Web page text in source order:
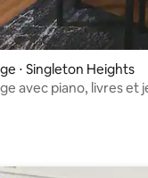
⋅ Singleton Heights
avec piano, livres et